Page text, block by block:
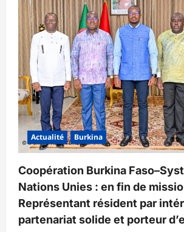
Actualité Burkina
Coopération Burkina
Nations Unies : en fin de
Représentant résident par
partenariat solide et porteur